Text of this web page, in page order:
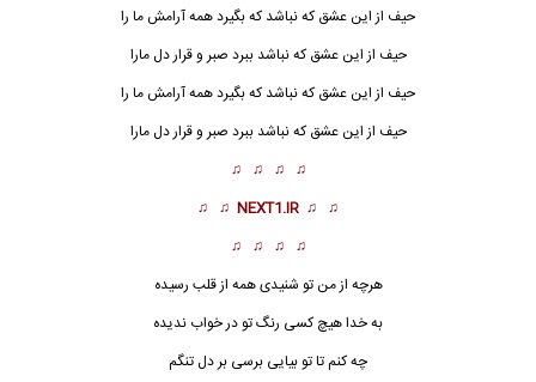
حیف از این عشقکه نباشد که بگیرد همه آرامش ما را
حیف از این عشق که نباشد ببرد صبر و قرار دل مارا
حیف از این عشق که نباشد که بگیرد همه آرامش ما را
حیف از این عشق که نباشد ببرد صبر و قرار دل مارا
♫ ♫ ♫ ♫
♫ ♫
NEXT1.IR
♫ ♫
♫ ♫ ♫ ♫
هرچه از من تو شنیدی همه از قلب رسیده
به خدا هیچ کسی رنگ تو در خواب ندیده
چه کنم تا تو بیایی برسی بر دل تنگم